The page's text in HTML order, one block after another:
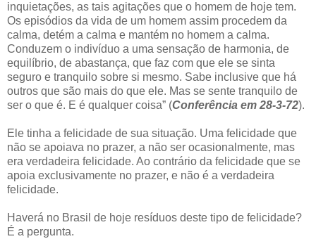
inquietações, as tais agitações que o homem de hoje tem.
Os episódios da vida de um homem assim procedem da
calma, detém a calma e mantém no homem a calma.
Conduzem o indivíduo a uma sensação de harmonia, de
equilíbrio, de abastança, que faz com que ele se sinta
seguro e tranquilo sobre si mesmo. Sabe inclusive que há
outros que são mais do que ele. Mas se sente tranquilo de
ser o que é. E é qualquer coisa” (Conferência em 28-3-72).
Ele tinha a felicidade de sua situação. Uma felicidade que
não se apoiava no prazer, a não ser ocasionalmente, mas
era verdadeira felicidade. Ao contrário da felicidade que se
apoia exclusivamente no prazer, e não é a verdadeira
felicidade.
Haverá no Brasil de hoje resíduos deste tipo de felicidade?
É a pergunta.